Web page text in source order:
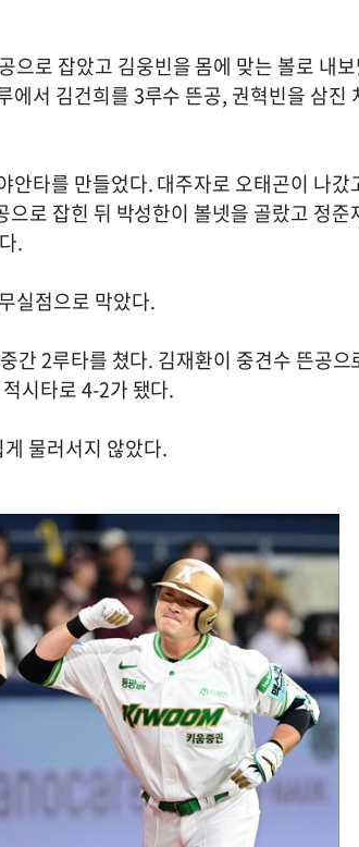
으로 잡았고 김웅빈을 몸에 맞는 볼로 내
서 김건희를 3루수 뜬공, 권혁빈을 삼진
안타를 만들었다. 대주자로 오태곤이 나갔
로 잡힌 뒤 박성한이 볼넷을 골랐고 정준
.
실점으로 막았다.
간 2루타를 쳤다. 김재환이 중견수 뜬공으
시타로 4-2가 됐다.
물러서지 않았다.